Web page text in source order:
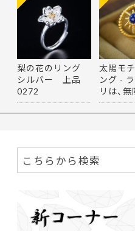
梨の花のリング
シルバー 上品
0272
太陽モ
ング -
リは、
を思…